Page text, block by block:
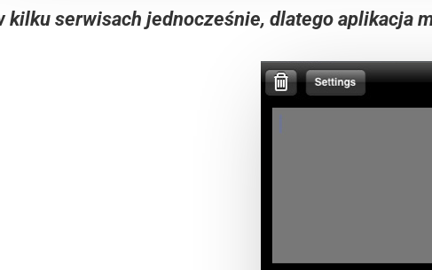
kilku serwisach jednocześnie, dlatego aplikacja